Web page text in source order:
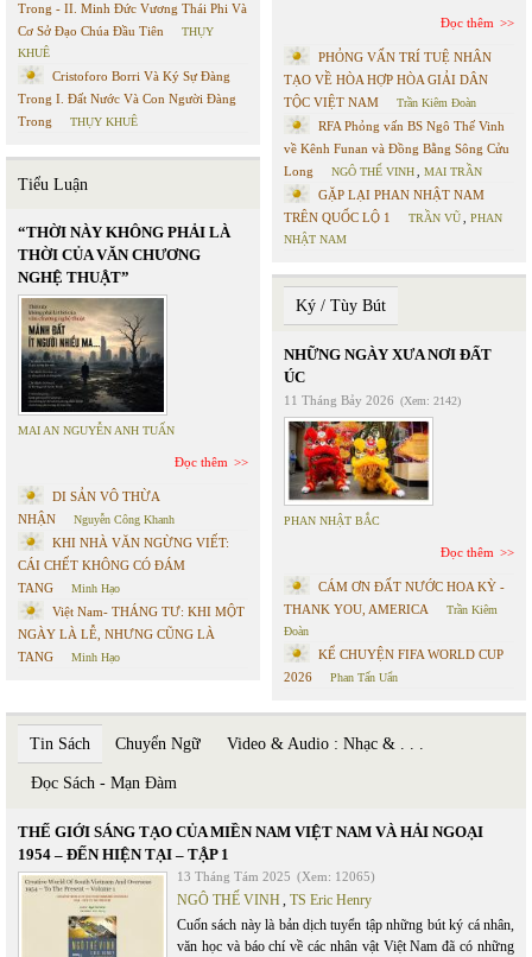
Trong - II. Minh Đức Vương Thái Phi Và
Cơ Sở Đạo Chúa Đầu Tiên
THỤY
KHUÊ
Cristoforo Borri Và Ký Sự Đàng
Trong I. Đất Nước Và Con Người Đàng
Trong
THỤY KHUÊ
Tiểu Luận
“THỜI NÀY KHÔNG PHẢI LÀ
THỜI CỦA VĂN CHƯƠNG
NGHỆ THUẬT”
MAI AN NGUYỄN ANH TUẤN
Đọc thêm
DI SẢN VÔ THỪA
NHẬN
Nguyễn Công Khanh
KHI NHÀ VĂN NGỪNG VIẾT:
CÁI CHẾT KHÔNG CÓ ĐÁM
TANG
Minh Hạo
Việt Nam- THÁNG TƯ: KHI MỘT
NGÀY LÀ LỄ, NHƯNG CŨNG LÀ
TANG
Minh Hạo
Đọc thêm
PHỎNG VẤN TRÍ TUỆ NHÂN
TẠO VỀ HÒA HỢP HÒA GIẢI DÂN
TỘC VIỆT NAM
Trần Kiêm Đoàn
RFA Phỏng vấn BS Ngô Thế Vinh
về Kênh Funan và Đồng Bằng Sông Cửu
Long
NGÔ THẾ VINH, MAI TRẦN
GẶP LẠI PHAN NHẬT NAM
TRÊN QUỐC LỘ 1
TRẦN VŨ, PHAN
NHẬT NAM
Ký / Tùy Bút
NHỮNG NGÀY XƯA NƠI ĐẤT
ÚC
11 Tháng Bảy 2026 (Xem: 2142)
PHAN NHẬT BẮC
Đọc thêm
CÁM ƠN ĐẤT NƯỚC HOA KỲ -
THANK YOU, AMERICA
Trần Kiêm
Đoàn
KỂ CHUYỆN FIFA WORLD CUP
2026
Phan Tấn Uẩn
Tin Sách Chuyển Ngữ Video & Audio : Nhạc & . . .
Đọc Sách - Mạn Đàm
THẾ GIỚI SÁNG TẠO CỦA MIỀN NAM VIỆT NAM VÀ HẢI NGOẠI
1954 – ĐẾN HIỆN TẠI – TẬP 1
13 Tháng Tám 2025 (Xem: 12065)
NGÔ THẾ VINH, TS Eric Henry
Cuốn sách này là bản dịch tuyển tập những bút ký cá nhân,
văn học và báo chí về các nhân vật Việt Nam đã có những